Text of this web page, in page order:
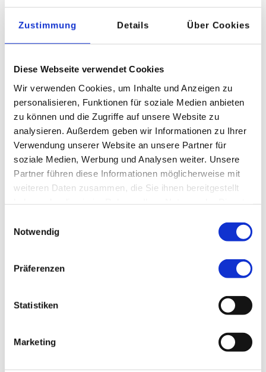
Zustimmung Details Über Cookies
Diese Webseite verwendet Cookies
Wir verwenden Cookies, um Inhalte und Anzeigen zu
personalisieren, Funktionen für soziale Medien anbieten
zu können und die Zugriffe auf unsere Website zu
analysieren. Außerdem geben wir Informationen zu Ihrer
Verwendung unserer Website an unsere Partner für
soziale Medien, Werbung und Analysen weiter. Unsere
Partner führen diese Informationen möglicherweise mit
weiteren Daten zusammen, die Sie ihnen bereitgestellt
Notwendig
Präferenzen
Statistiken
Marketing
8
Mitarbeiterrabatte